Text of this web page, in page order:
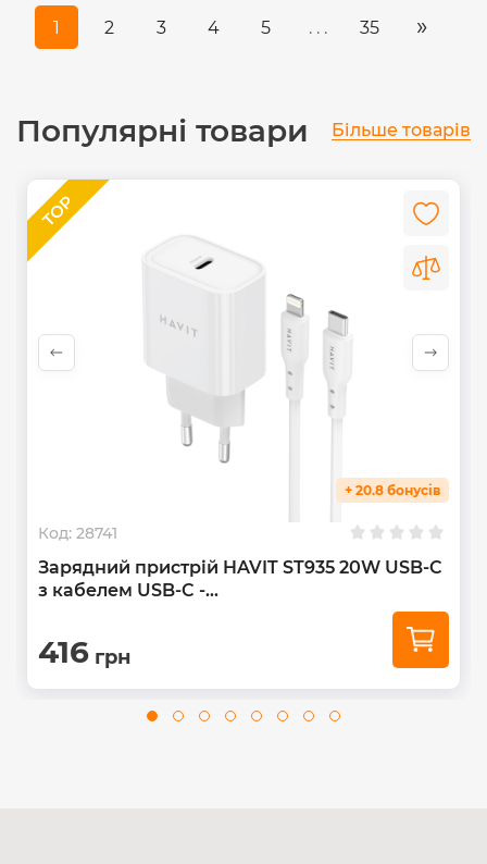
1 2 3 4 5 . . . 35 »
Популярні товари Більше товарів
+ 20.8 бонусів
Код: 28741
Зарядний пристрій HAVIT ST935 20W USB-C
з кабелем USB-C -...
416 грн